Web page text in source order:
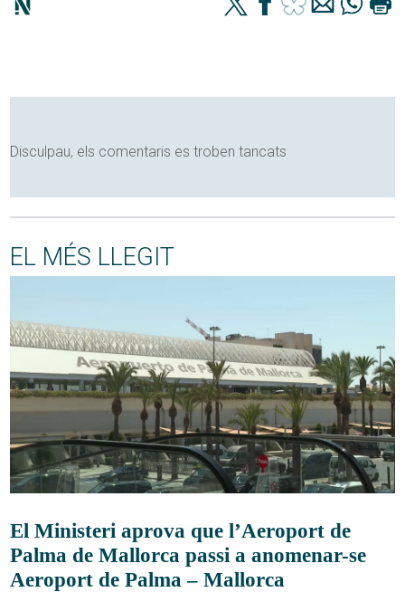
Disculpau, els comentaris es troben tancats
EL MÉS LLEGIT
El Ministeri aprova que l’Aeroport de
Palma de Mallorca passi a anomenar-se
Aeroport de Palma – Mallorca